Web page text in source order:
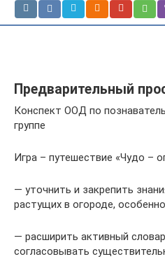
Предварительный
Конспект ООД по
группе
Игра – путешествие «Чудо –
— уточнить и закрепить
растущих в огороде,
— расширить активный
согласовывать